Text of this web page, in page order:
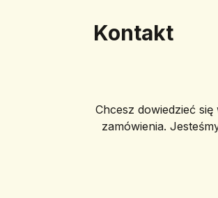
Kontakt
Chcesz dowiedzieć
zamówienia.